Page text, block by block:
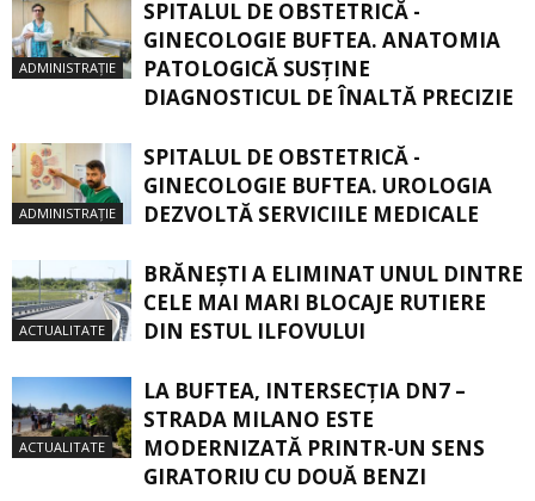
ADMINISTRAȚIE
SPITALUL DE OBSTETRICĂ -
GINECOLOGIE BUFTEA. ANATOMIA
PATOLOGICĂ SUSŢINE
DIAGNOSTICUL DE ÎNALTĂ PRECIZIE
ADMINISTRAȚIE
SPITALUL DE OBSTETRICĂ -
GINECOLOGIE BUFTEA. UROLOGIA
DEZVOLTĂ SERVICIILE MEDICALE
ACTUALITATE
BRĂNEȘTI A ELIMINAT UNUL DINTRE
CELE MAI MARI BLOCAJE RUTIERE
DIN ESTUL ILFOVULUI
ACTUALITATE
LA BUFTEA, INTERSECŢIA DN7 –
STRADA MILANO ESTE
MODERNIZATĂ PRINTR-UN SENS
GIRATORIU CU DOUĂ BENZI